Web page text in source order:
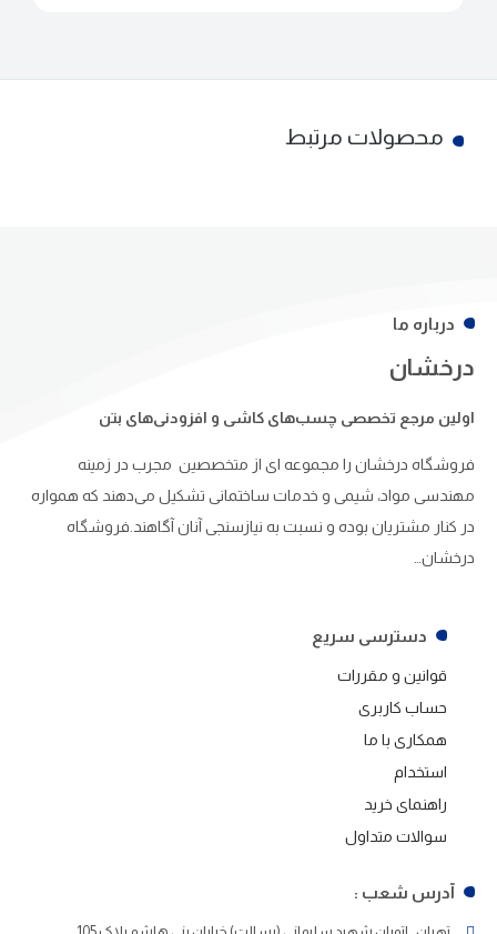
محصولات مرتبط
درباره ما
درخشان
اولین مرجع تخصصی چسب‌های کاشی و افزودنی‌های بتن
فروشگاه درخشان را مجموعه ای از متخصصین مجرب در زمینه
مهندسی مواد، شیمی و خدمات ساختمانی تشکیل می‌دهند که همواره
در کنار مشتریان بوده و نسبت به نیازسنجی آنان آگاهند.فروشگاه
درخشان…
دسترسی سریع
قوانین و مقررات
حساب کاربری
همکاری با ما
استخدام
راهنمای خرید
سوالات متداول
آدرس شعب :